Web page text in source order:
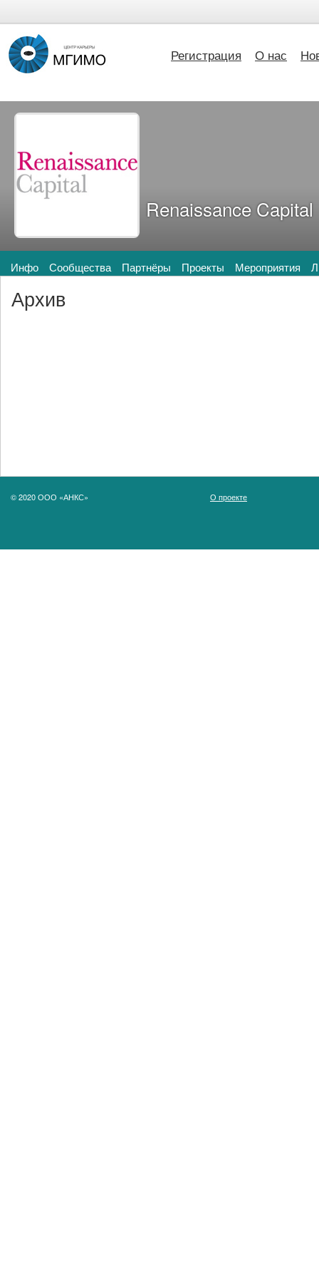
Регистрация О нас
Renaissance Capital
Инфо Сообщества Партнёры Проекты Мероприятия
Архив
© 2020 ООО «АНКС» О проекте